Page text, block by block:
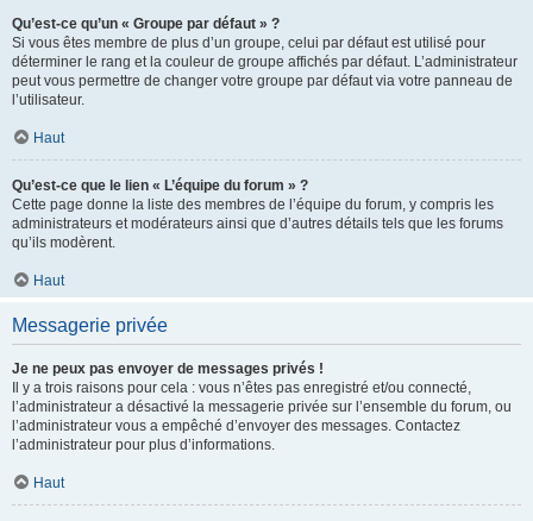
Qu’est-ce qu’un « Groupe par défaut » ?
Si vous êtes membre de plus d’un groupe, celui par défaut est utilisé pour
déterminer le rang et la couleur de groupe affichés par défaut. L’administrateur
peut vous permettre de changer votre groupe par défaut via votre panneau de
l’utilisateur.
Haut
Qu’est-ce que le lien « L’équipe du forum » ?
Cette page donne la liste des membres de l’équipe du forum, y compris les
administrateurs et modérateurs ainsi que d’autres détails tels que les forums
qu’ils modèrent.
Haut
Messagerie privée
Je ne peux pas envoyer de messages privés !
Il y a trois raisons pour cela : vous n’êtes pas enregistré et/ou connecté,
l’administrateur a désactivé la messagerie privée sur l’ensemble du forum, ou
l’administrateur vous a empêché d’envoyer des messages. Contactez
l’administrateur pour plus d’informations.
Haut